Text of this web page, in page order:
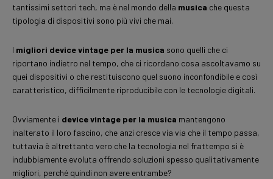
tantissimi settori tech, ma è nel mondo della musica che questa
tipologia di dispositivi sono più vivi che mai.
I migliori device vintage per la musica sono quelli che ci
riportano indietro nel tempo, che ci ricordano cosa ascoltavamo su
quei dispositivi o che restituiscono quel suono inconfondibile e così
caratteristico, difficilmente riproducibile con le tecnologie digitali.
Ovviamente i device vintage per la musica mantengono
inalterato il loro fascino, che anzi cresce via via che il tempo passa,
tuttavia è altrettanto vero che la tecnologia nel frattempo si è
indubbiamente evoluta offrendo soluzioni spesso qualitativamente
migliori, perché quindi non avere entrambe?